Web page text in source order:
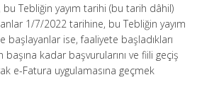
Tebliğin yayım tarihi (bu tarih dâhil)
1/7/2022 tarihine, bu Tebliğin yayım
ise, faaliyete başladıkları
başına kadar başvurularını ve fiili geçiş
e-Fatura uygulamasına geçmek